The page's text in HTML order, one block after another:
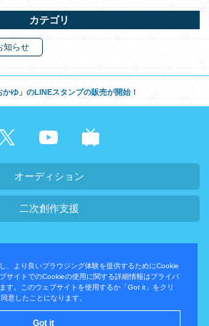
、より良いブラウジング体験を提供するためにCookie
サイトでのCookieの使用に関する詳細情報はプライバ
す。このウェブサイトを使用するか「Got it」をクリ
意したことになります。
Got it
カテゴリ
知らせ
かゆ」のLINEスタンプの販売が開始！
オーディション
二次創作支援
ーポリシー
お問い合わせ